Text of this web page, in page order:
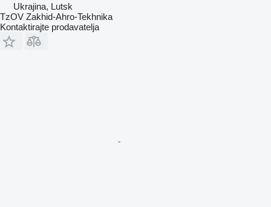
Ukrajina, Lutsk
TzOV Zakhid-Ahro-Tekhnika
Kontaktirajte prodavatelja